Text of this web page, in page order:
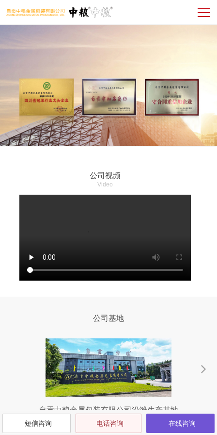
公司视频
Video
公司基地
自贡中粮金属包装有限公司沿滩生产基地
沿滩生产基地位于四川省自贡市沿滩工业集中区汇才路9-1号，于2017
短信咨询 电话咨询 在线咨询